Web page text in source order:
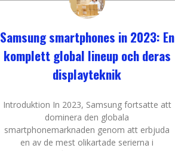
Samsung smartphones in 2023: En
komplett global lineup och deras
displayteknik
Introduktion In 2023, Samsung fortsatte att
dominera den globala
smartphonemarknaden genom att erbjuda
en av de mest olikartade serierna i